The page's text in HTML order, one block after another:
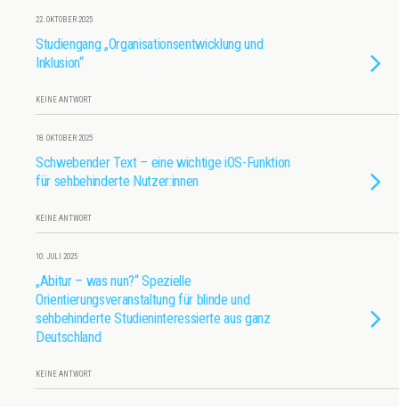
22. OKTOBER 2025
Studiengang „Organisationsentwicklung und
Inklusion“
KEINE ANTWORT
18. OKTOBER 2025
Schwebender Text – eine wichtige iOS-Funktion
für sehbehinderte Nutzer:innen
KEINE ANTWORT
10. JULI 2025
„Abitur – was nun?“ Spezielle
Orientierungsveranstaltung für blinde und
sehbehinderte Studieninteressierte aus ganz
Deutschland
KEINE ANTWORT